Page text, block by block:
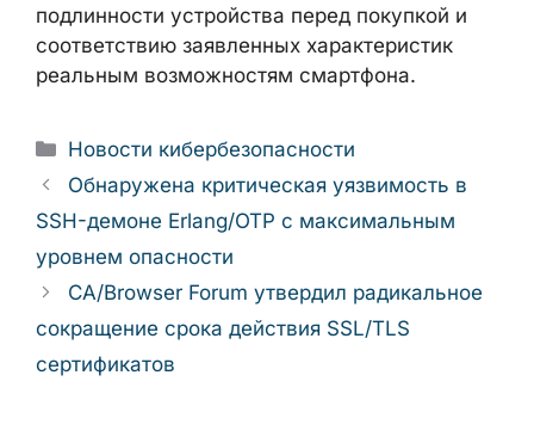
подлинности устройства перед покупкой и
соответствию заявленных характеристик
реальным возможностям смартфона.
Рубрики
Новости кибербезопасности
Обнаружена критическая уязвимость в
SSH-демоне Erlang/OTP с максимальным
уровнем опасности
CA/Browser Forum утвердил радикальное
сокращение срока действия SSL/TLS
сертификатов